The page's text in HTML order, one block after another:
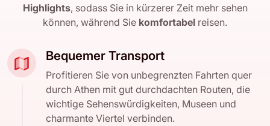
Highlights, sodass Sie in kürzerer Zeit mehr sehen
können, während Sie komfortabel reisen.
Bequemer Transport
Profitieren Sie von unbegrenzten Fahrten quer
durch Athen mit gut durchdachten Routen, die
wichtige Sehenswürdigkeiten, Museen und
charmante Viertel verbinden.